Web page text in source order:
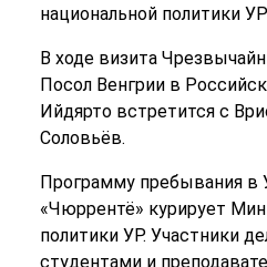
национальной политики
В ходе визита
Посол Венгрии в
Ийдярто встретится с
Соловьёв.
Программу пребывания в
«Чюррентё» курирует
политики УР. Участники
студентами и